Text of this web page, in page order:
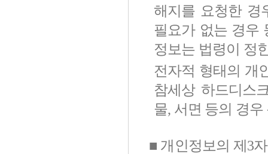
해지를 요청한 경
필요가 없는 경우
정보는 법령이 정
전자적 형태의 개
참세상 하드디스
물, 서면 등의 경
■ 개인정보의 제3